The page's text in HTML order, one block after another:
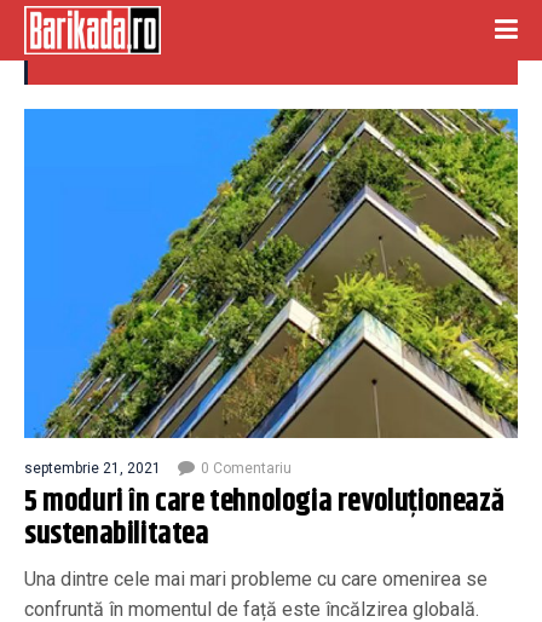
tehnologie
septembrie 21, 2021 0 Comentariu
5 moduri în care tehnologia revoluționează
sustenabilitatea
Una dintre cele mai mari probleme cu care omenirea se
confruntă în momentul de față este încălzirea globală.